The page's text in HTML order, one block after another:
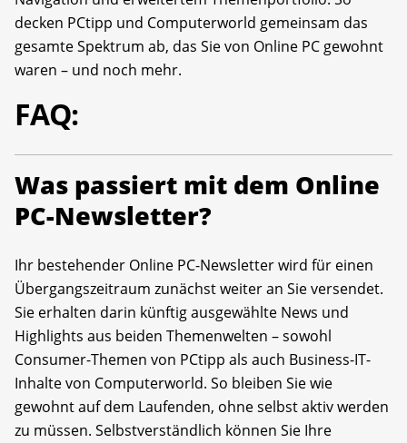
decken PCtipp und Computerworld gemeinsam das
gesamte Spektrum ab, das Sie von Online PC gewohnt
waren – und noch mehr.
FAQ:
Was passiert mit dem Online
PC-Newsletter?
Ihr bestehender Online PC-Newsletter wird für einen
Übergangszeitraum zunächst weiter an Sie versendet.
Sie erhalten darin künftig ausgewählte News und
Highlights aus beiden Themenwelten – sowohl
Consumer-Themen von PCtipp als auch Business-IT-
Inhalte von Computerworld. So bleiben Sie wie
gewohnt auf dem Laufenden, ohne selbst aktiv werden
zu müssen. Selbstverständlich können Sie Ihre